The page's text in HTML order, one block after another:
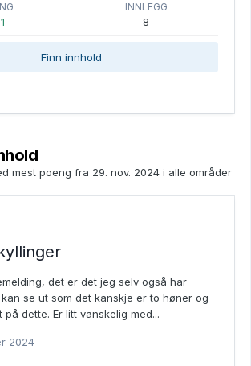
INNLEGG
8
Finn innhold
mest poeng fra 29. nov. 2024 i alle områder
det er det jeg selv også har
se ut som det kanskje er to høner og
dette. Er litt vanskelig med...
2024